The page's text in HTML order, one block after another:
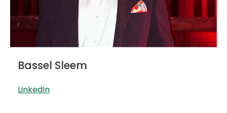
Bassel Sleem
LinkedIn